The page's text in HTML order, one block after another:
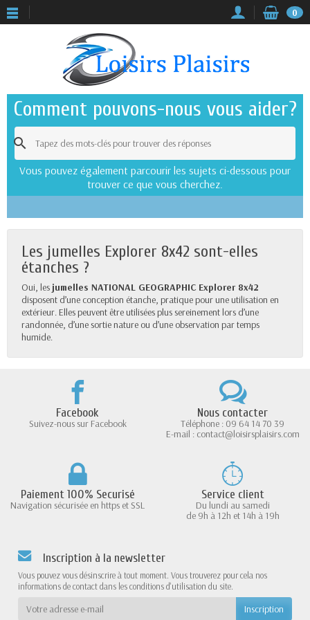
0
Comment pouvons-nous vous aider?

Vous pouvez également parcourir les sujets ci-dessous pour
trouver ce que vous cherchez.
Les jumelles Explorer 8x42 sont-elles
étanches ?
Oui, les jumelles NATIONAL GEOGRAPHIC Explorer 8x42
disposent d’une conception étanche, pratique pour une utilisation en
extérieur. Elles peuvent être utilisées plus sereinement lors d’une
randonnée, d’une sortie nature ou d’une observation par temps
humide.
Facebook
Suivez-nous sur Facebook
Nous contacter
Téléphone : 09 64 14 70 39
E-mail : contact@loisirsplaisirs.com
Paiement 100% Securisé
Navigation sécurisée en https et SSL
Service client
Du lundi au samedi
de 9h à 12h et 14h à 19h
Inscription à la newsletter
Vous pouvez vous désinscrire à tout moment. Vous trouverez pour cela nos
informations de contact dans les conditions d'utilisation du site.